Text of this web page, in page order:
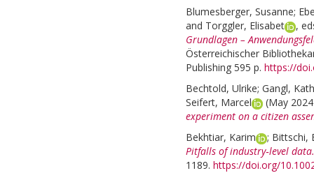
Blumesberger, Susanne;
and Torggler, Elisabet
,
Grundlagen –
Österreichischer
Publishing 595 p. https://
Bechtold, Ulrike; Gangl,
Seifert, Marcel
(May
experiment on a citizen
Bekhtiar, Karim
; Bittschi,
Pitfalls of industry‐level data.
1189. https://doi.org/